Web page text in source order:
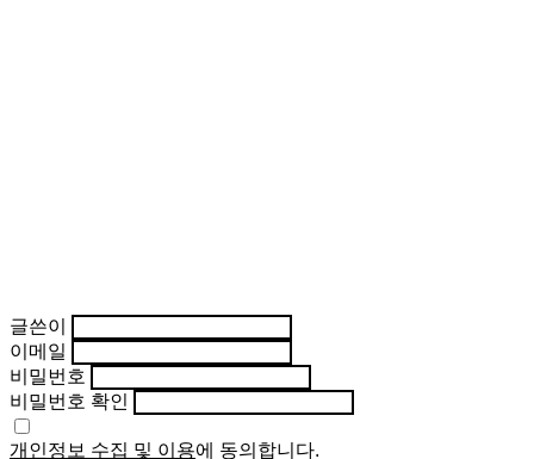
글쓴이
이메일
비밀번호
비밀번호 확인
개인정보 수집 및 이용에 동의합니다.